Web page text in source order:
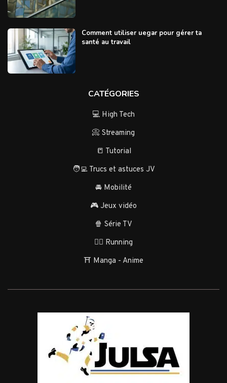
Comment utiliser uegar pour gérer ta
santé au travail
CATÉGORIES
💻 High Tech
📀 Streaming
📒 Tutorial
🧑‍💻 Trucs et astuces JV
🚘 Mobilité
🎮 Jeux vidéo
🍿 Série TV
🏃‍♂️ Running
⛩️ Manga - Anime